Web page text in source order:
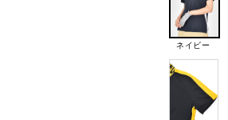
ネイビー